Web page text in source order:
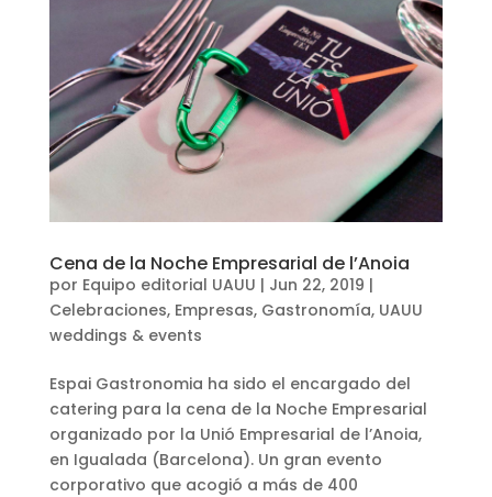
Cena de la Noche Empresarial de l’Anoia
por Equipo editorial UAUU | Jun 22, 2019 |
Celebraciones, Empresas, Gastronomía, UAUU
weddings & events
Espai Gastronomia ha sido el encargado del
catering para la cena de la Noche Empresarial
organizado por la Unió Empresarial de l’Anoia,
en Igualada (Barcelona). Un gran evento
corporativo que acogió a más de 400